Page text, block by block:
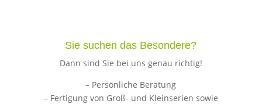
Sie suchen das Besondere?
Dann sind Sie bei uns genau richtig!
– Persönliche Beratung
– Fertigung von Groß- und Kleinserien sowie